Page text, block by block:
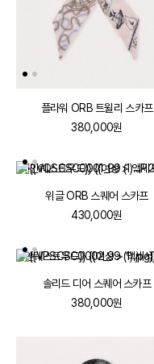
플라워 ORB 트윌리 스카프
380,000원
위글 ORB 스퀘어 스카프
430,000원
솔리드 디어 스퀘어 스카프
380,000원